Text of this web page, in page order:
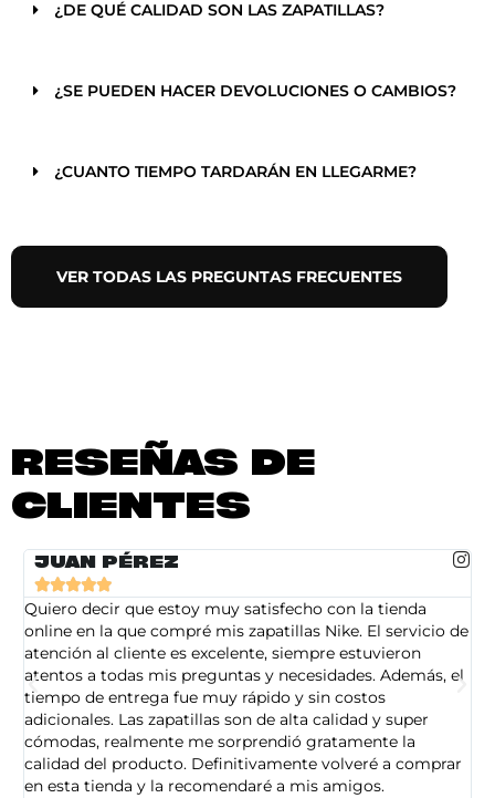
¿DE QUÉ CALIDAD SON LAS ZAPATILLAS?
¿SE PUEDEN HACER DEVOLUCIONES O CAMBIOS?
¿CUANTO TIEMPO TARDARÁN EN LLEGARME?
VER TODAS LAS PREGUNTAS FRECUENTES
RESEÑAS DE
CLIENTES
JUAN PÉREZ

Quiero decir que estoy muy satisfecho con la tienda
online en la que compré mis zapatillas Nike. El servicio de
atención al cliente es excelente, siempre estuvieron
atentos a todas mis preguntas y necesidades. Además, el
tiempo de entrega fue muy rápido y sin costos
adicionales. Las zapatillas son de alta calidad y super
cómodas, realmente me sorprendió gratamente la
calidad del producto. Definitivamente volveré a comprar
en esta tienda y la recomendaré a mis amigos.